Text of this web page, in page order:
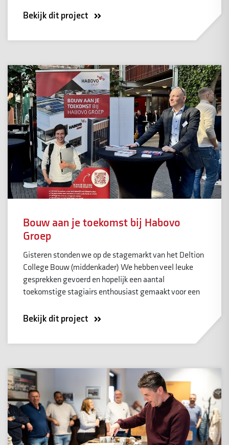
Bekijk dit project
Bouw aan je toekomst bij Habovo
Groep
Gisteren stonden we op de stagemarkt van het Deltion
College Bouw (middenkader) We hebben veel leuke
gesprekken gevoerd en hopelijk een aantal
toekomstige stagiairs enthousiast gemaakt voor een
Bekijk dit project